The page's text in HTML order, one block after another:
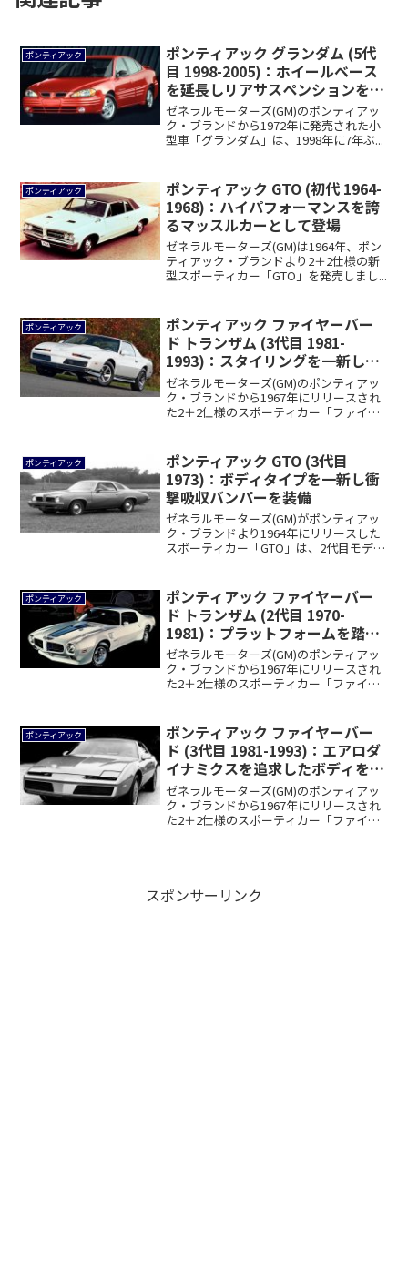
ポンティアック
ポンティアック グランダム (5代
目 1998-2005)：ホイールベース
を延長しリアサスペンションを一
新
ゼネラルモーターズ(GM)のポンティアッ
ク・ブランドから1972年に発売された小
型車「グランダム」は、1998年に7年ぶ...
ポンティアック
ポンティアック GTO (初代 1964-
1968)：ハイパフォーマンスを誇
るマッスルカーとして登場
ゼネラルモーターズ(GM)は1964年、ポン
ティアック・ブランドより2＋2仕様の新
型スポーティカー「GTO」を発売しまし...
ポンティアック
ポンティアック ファイヤーバー
ド トランザム (3代目 1981-
1993)：スタイリングを一新しパ
ワートレインも変更
ゼネラルモーターズ(GM)のポンティアッ
ク・ブランドから1967年にリリースされ
た2＋2仕様のスポーティカー「ファイヤ
ポンティアック
ポンティアック GTO (3代目
1973)：ボディタイプを一新し衝
撃吸収バンパーを装備
ゼネラルモーターズ(GM)がポンティアッ
ク・ブランドより1964年にリリースした
スポーティカー「GTO」は、2代目モデ
ポンティアック
ポンティアック ファイヤーバー
ド トランザム (2代目 1970-
1981)：プラットフォームを踏襲
しつつスタイリングを一新
ゼネラルモーターズ(GM)のポンティアッ
ク・ブランドから1967年にリリースされ
た2＋2仕様のスポーティカー「ファイヤ
ポンティアック
ポンティアック ファイヤーバー
ド (3代目 1981-1993)：エアロダ
イナミクスを追求したボディを採
用
ゼネラルモーターズ(GM)のポンティアッ
ク・ブランドから1967年にリリースされ
た2＋2仕様のスポーティカー「ファイヤ
スポンサーリンク